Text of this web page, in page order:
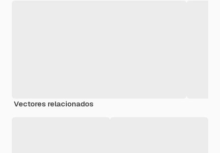
Vectores relacionados